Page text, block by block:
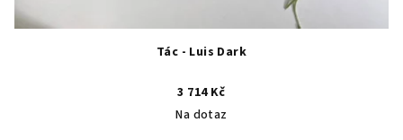
Tác - Luis Dark
3 714 Kč
Na dotaz